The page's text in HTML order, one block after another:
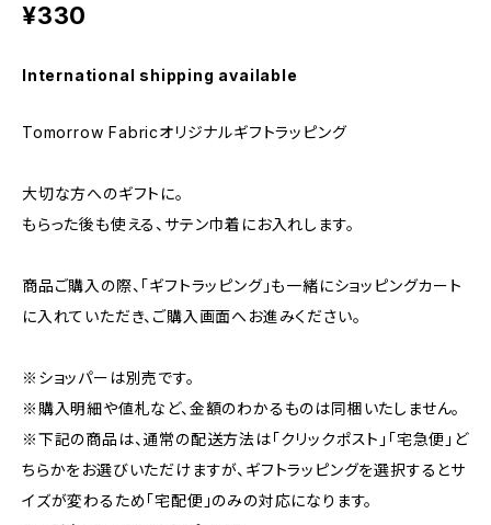
¥330
International shipping available
Tomorrow Fabricオリジナルギフトラッピング
大切な方へのギフトに。
もらった後も使える、サテン巾着にお入れします。
商品ご購入の際、「ギフトラッピング」も一緒にショッピングカート
に入れていただき、ご購入画面へお進みください。
※ショッパーは別売です。
※購入明細や値札など、金額のわかるものは同梱いたしません。
※下記の商品は、通常の配送方法は「クリックポスト」「宅急便」ど
ちらかをお選びいただけますが、ギフトラッピングを選択するとサ
イズが変わるため「宅配便」のみの対応になります。